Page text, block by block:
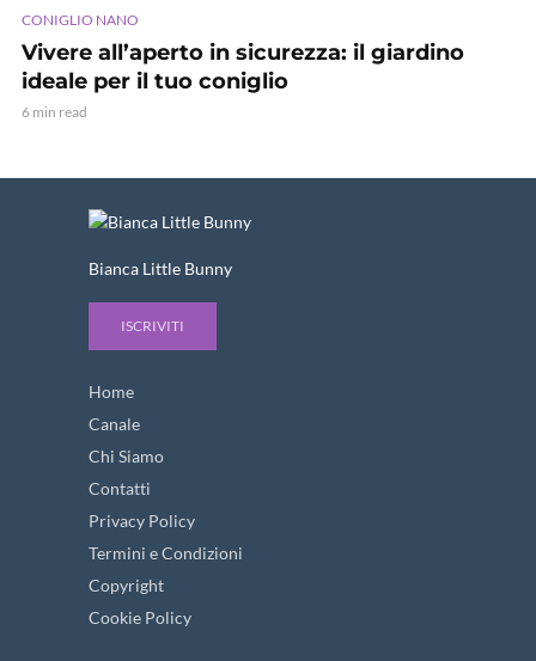
CONIGLIO NANO
Vivere all’aperto in sicurezza: il giardino
ideale per il tuo coniglio
6 min read
Bianca Little Bunny
ISCRIVITI
Home
Canale
Chi Siamo
Contatti
Privacy Policy
Termini e Condizioni
Copyright
Cookie Policy